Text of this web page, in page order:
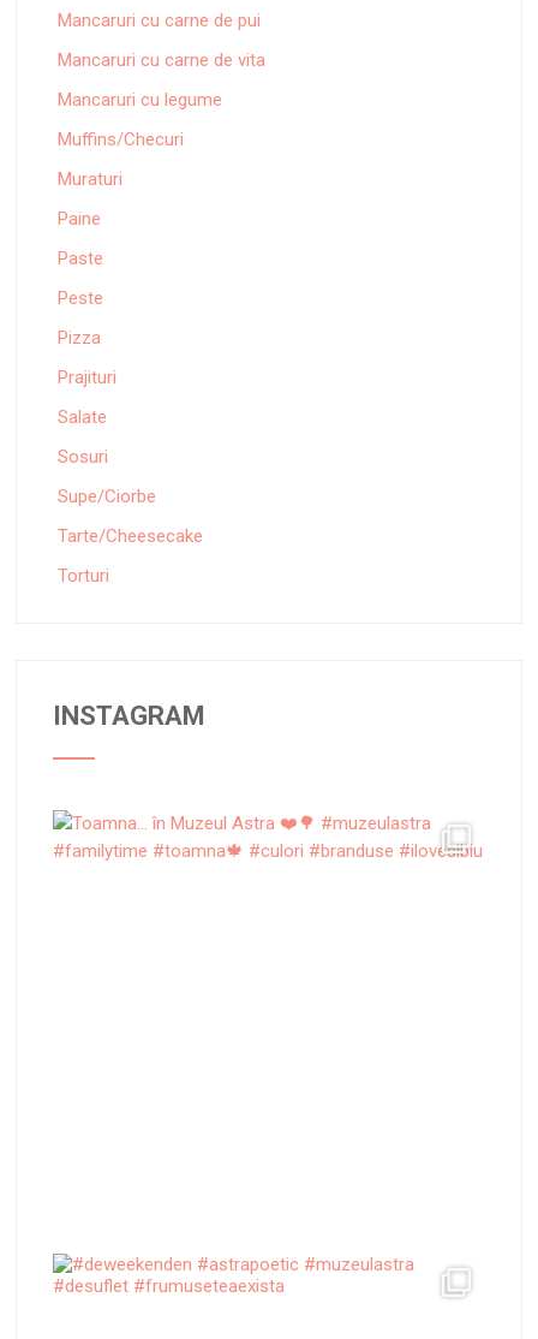
Mancaruri cu carne de pui
Mancaruri cu carne de vita
Mancaruri cu legume
Muffins/Checuri
Muraturi
Paine
Paste
Peste
Pizza
Prajituri
Salate
Sosuri
Supe/Ciorbe
Tarte/Cheesecake
Torturi
INSTAGRAM